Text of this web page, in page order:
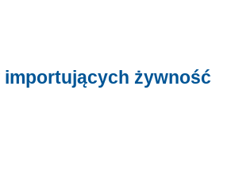
żywność